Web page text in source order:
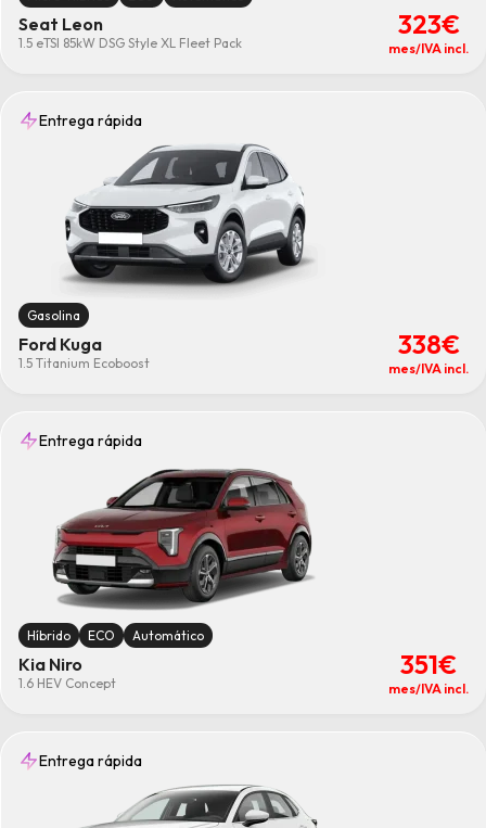
Seat Leon
1.5 eTSI 85kW DSG Style XL Fleet Pack
323€
mes/IVA incl.
Entrega rápida
Gasolina
Ford Kuga
1.5 Titanium Ecoboost
338€
mes/IVA incl.
Entrega rápida
Híbrido ECO Automático
Kia Niro
1.6 HEV Concept
351€
mes/IVA incl.
Entrega rápida